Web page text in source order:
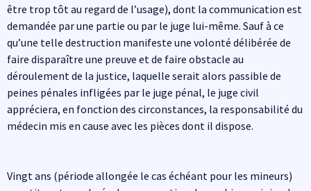
être trop tôt au regard de l’usage), dont la communication est
demandée par une partie ou par le juge lui-même. Sauf à ce
qu’une telle destruction manifeste une volonté délibérée de
faire disparaître une preuve et de faire obstacle au
déroulement de la justice, laquelle serait alors passible de
peines pénales infligées par le juge pénal, le juge civil
appréciera, en fonction des circonstances, la responsabilité du
médecin mis en cause avec les pièces dont il dispose.
Vingt ans (période allongée le cas échéant pour les mineurs)